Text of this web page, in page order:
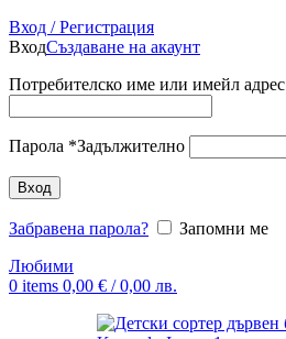
Вход / Регистрация
ВходСъздаване на акаунт
Потребителско име или имейл адрес
Парола *Задължително
Вход
Забравена парола?
Запомни ме
Любими
0 items 0,00 € / 0,00 лв.